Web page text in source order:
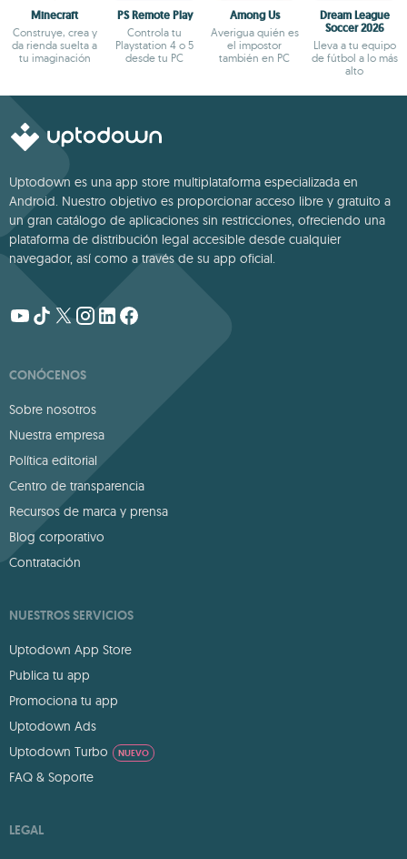
Minecraft
Construye, crea y
da rienda suelta a
tu imaginación
PS Remote Play
Controla tu
Playstation 4 o 5
desde tu PC
Among Us
Averigua quién es
el impostor
también en PC
Dream League
Soccer 2026
Lleva a tu equipo
de fútbol a lo más
alto
Uptodown es una app store multiplataforma especializada en
Android. Nuestro objetivo es proporcionar acceso libre y gratuito a
un gran catálogo de aplicaciones sin restricciones, ofreciendo una
plataforma de distribución legal accesible desde cualquier
navegador, así como a través de su app oficial.
CONÓCENOS
Sobre nosotros
Nuestra empresa
Política editorial
Centro de transparencia
Recursos de marca y prensa
Blog corporativo
Contratación
NUESTROS SERVICIOS
Uptodown App Store
Publica tu app
Promociona tu app
Uptodown Ads
Uptodown Turbo
NUEVO
FAQ & Soporte
LEGAL